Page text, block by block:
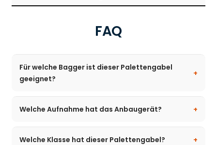
FAQ
Für welche Bagger ist dieser Palettengabel
geeignet?
Welche Aufnahme hat das Anbaugerät?
Welche Klasse hat dieser Palettengabel?